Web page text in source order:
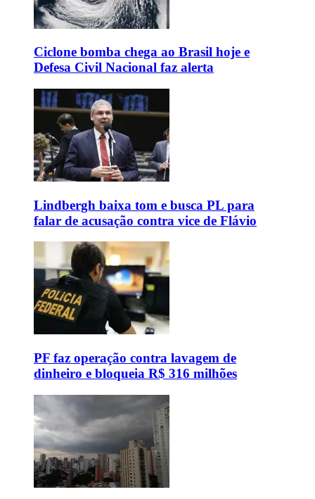
Ciclone bomba chega ao Brasil hoje e
Defesa Civil Nacional faz alerta
Lindbergh baixa tom e busca PL para
falar de acusação contra vice de Flávio
PF faz operação contra lavagem de
dinheiro e bloqueia R$ 316 milhões